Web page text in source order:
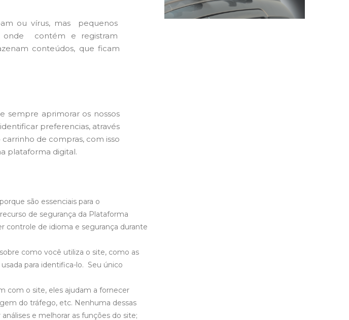
ou vírus, mas pequenos
onde contém e registram
conteúdos, que ficam
sempre aprimorar os nossos
preferencias, através
de compras, com isso
plataforma digital.
são essenciais para o
de segurança da Plataforma
controle de idioma e segurança durante
como você utiliza o site, como as
para identifica-lo. Seu único
com o site, eles ajudam a fornecer
do tráfego, etc. Nenhuma dessas
e melhorar as funções do site;